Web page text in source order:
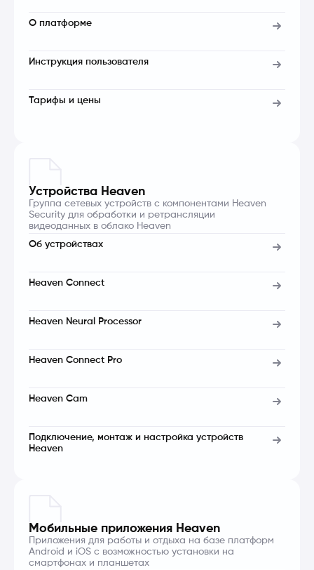
О платформе
Инструкция пользователя
Тарифы и цены
Устройства Heaven
Группа сетевых устройств с компонентами Heaven
Security для обработки и ретрансляции
видеоданных в облако Heaven
Об устройствах
Heaven Connect
Heaven Neural Processor
Heaven Connect Pro
Heaven Cam
Подключение, монтаж и настройка устройств
Heaven
Мобильные приложения Heaven
Приложения для работы и отдыха на базе платформ
Android и iOS с возможностью установки на
смартфонах и планшетах